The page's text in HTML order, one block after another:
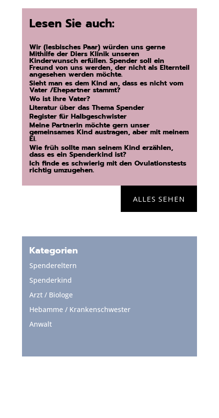
Lesen Sie auch:
Wir (lesbisches Paar) würden uns gerne
Mithilfe der Diers Klinik unseren
Kinderwunsch erfüllen. Spender soll ein
Freund von uns werden, der nicht als Elternteil
angesehen werden möchte.
Sieht man es dem Kind an, dass es nicht vom
Vater /Ehepartner stammt?
Wo ist ihre Vater?
Literatur über das Thema Spender
Register für Halbgeschwister
Meine Partnerin möchte gern unser
gemeinsames Kind austragen, aber mit meinem
Ei.
Wie früh sollte man seinem Kind erzählen,
dass es ein Spenderkind ist?
Ich finde es schwierig mit den Ovulationstests
richtig umzugehen.
ALLES SEHEN
Kategorien
Spendereltern
Spenderkind
Arzt / Biologe
Hebamme / Krankenschwester
Anwalt